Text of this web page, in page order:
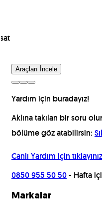
Araçları İncele
Yardım için buradayız!
Aklına takılan bir soru
bölüme göz atabilirsin:
Canlı Yardım için tıklayınız
0850 955 50 50- Hafta içi
Markalar